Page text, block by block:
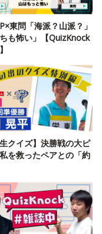
東問「海派？山派？」
ちも怖い」【QuizKnock
生クイズ】決勝戦の大ピ
を救ったペアとの「約